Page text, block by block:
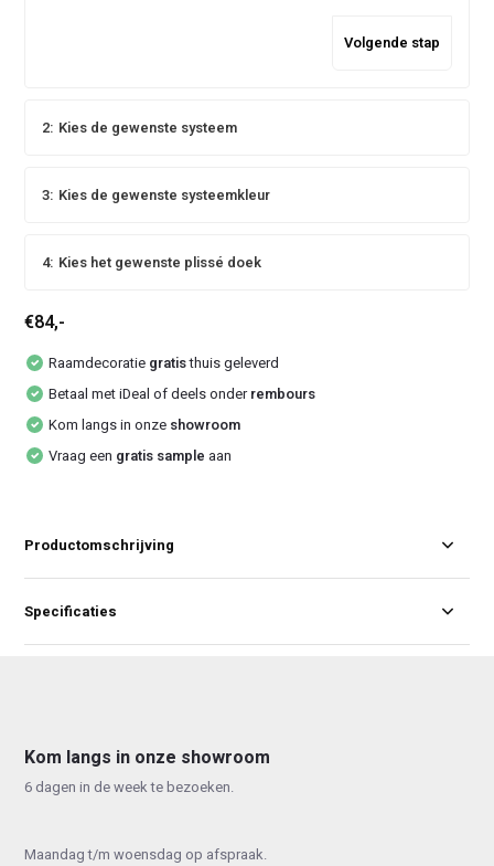
Volgende stap
2: Kies de gewenste systeem
3: Kies de gewenste systeemkleur
4: Kies het gewenste plissé doek
€84,-
Raamdecoratie gratisthuis geleverd
Betaal met iDeal of deels onderrembours
Kom langs in onze showroom
Vraag een gratis sample aan
Productomschrijving
Specificaties
Kom langs in onze showroom
6 dagen in de week te bezoeken.
Maandag t/m woensdag op afspraak.